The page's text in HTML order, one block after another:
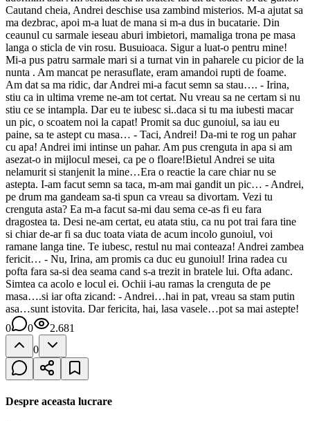
Cautand cheia, Andrei deschise usa zambind misterios. M-a ajutat sa
ma dezbrac, apoi m-a luat de mana si m-a dus in bucatarie. Din
ceaunul cu sarmale ieseau aburi imbietori, mamaliga trona pe masa
langa o sticla de vin rosu. Busuioaca. Sigur a luat-o pentru mine!
Mi-a pus patru sarmale mari si a turnat vin in paharele cu picior de la
nunta . Am mancat pe nerasuflate, eram amandoi rupti de foame.
Am dat sa ma ridic, dar Andrei mi-a facut semn sa stau…. - Irina,
stiu ca in ultima vreme ne-am tot certat. Nu vreau sa ne certam si nu
stiu ce se intampla. Dar eu te iubesc si..daca si tu ma iubesti macar
un pic, o scoatem noi la capat! Promit sa duc gunoiul, sa iau eu
paine, sa te astept cu masa… - Taci, Andrei! Da-mi te rog un pahar
cu apa! Andrei imi intinse un pahar. Am pus crenguta in apa si am
asezat-o in mijlocul mesei, ca pe o floare!Bietul Andrei se uita
nelamurit si stanjenit la mine…Era o reactie la care chiar nu se
astepta. I-am facut semn sa taca, m-am mai gandit un pic… - Andrei,
pe drum ma gandeam sa-ti spun ca vreau sa divortam. Vezi tu
crenguta asta? Ea m-a facut sa-mi dau sema ce-as fi eu fara
dragostea ta. Desi ne-am certat, eu atata stiu, ca nu pot trai fara tine
si chiar de-ar fi sa duc toata viata de acum incolo gunoiul, voi
ramane langa tine. Te iubesc, restul nu mai conteaza! Andrei zambea
fericit… - Nu, Irina, am promis ca duc eu gunoiul! Irina radea cu
pofta fara sa-si dea seama cand s-a trezit in bratele lui. Ofta adanc.
Simtea ca acolo e locul ei. Ochii i-au ramas la crenguta de pe
masa….si iar ofta zicand: - Andrei…hai in pat, vreau sa stam putin
asa…sunt istovita. Dar fericita, hai, lasa vasele…pot sa mai astepte!
0
0
2.681
0
Despre aceasta lucrare